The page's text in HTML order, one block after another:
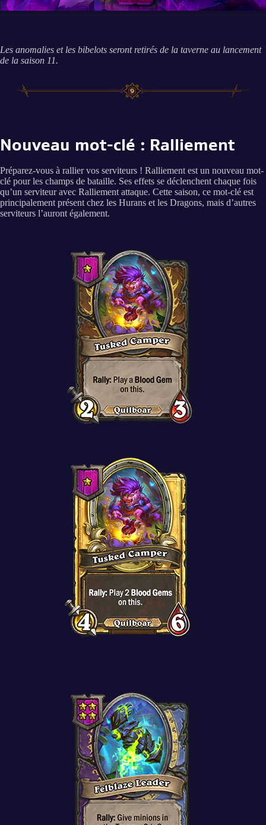
Les anomalies et les bibelots seront retirés de la taverne au lancement
de la saison 11.
Nouveau mot-clé : Ralliement
Préparez-vous à rallier vos serviteurs ! Ralliement est un nouveau mot-
clé pour les champs de bataille. Ses effets se déclenchent chaque fois
qu’un serviteur avec Ralliement attaque. Cette saison, ce mot-clé est
principalement présent chez les Hurans et les Dragons, mais d’autres
serviteurs l’auront également.